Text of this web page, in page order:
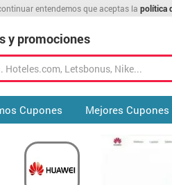
entendemos que aceptas la política
y promociones
Cupones Mejores Cupones